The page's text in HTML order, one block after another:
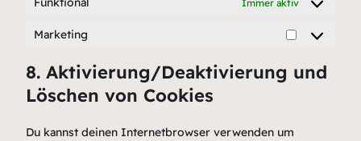
Immer aktiv
Marketing
Marketing
8. Aktivierung/Deaktivierung und
Löschen von Cookies
Du kannst deinen Internetbrowser verwenden um